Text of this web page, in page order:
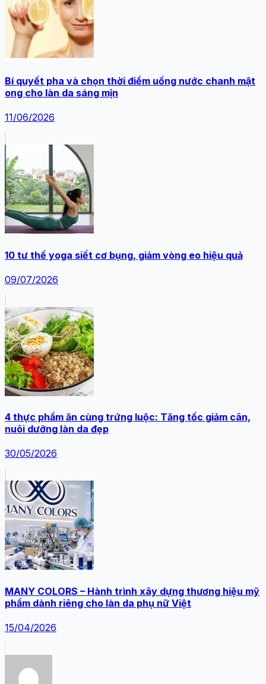
Bí quyết pha và chọn thời điểm uống nước chanh mật
ong cho làn da sáng mịn
11/06/2026
10 tư thế yoga siết cơ bụng, giảm vòng eo hiệu quả
09/07/2026
4 thực phẩm ăn cùng trứng luộc: Tăng tốc giảm cân,
nuôi dưỡng làn da đẹp
30/05/2026
MANY COLORS – Hành trình xây dựng thương hiệu mỹ
phẩm dành riêng cho làn da phụ nữ Việt
15/04/2026